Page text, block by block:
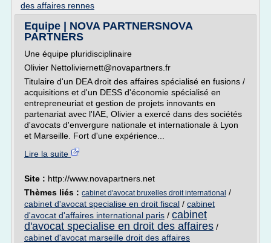
des affaires rennes
Equipe | NOVA PARTNERSNOVA
PARTNERS
Une équipe pluridisciplinaire
Olivier Nettoliviernett@novapartners.fr
Titulaire d'un DEA droit des affaires spécialisé en fusions /
acquisitions et d'un DESS d'économie spécialisé en
entrepreneuriat et gestion de projets innovants en
partenariat avec l'IAE, Olivier a exercé dans des sociétés
d'avocats d'envergure nationale et internationale à Lyon
et Marseille. Fort d'une expérience...
Lire la suite
Site : http://www.novapartners.net
Thèmes liés : cabinet d'avocat bruxelles droit international /
cabinet d'avocat specialise en droit fiscal / cabinet
d'avocat d'affaires international paris / cabinet
d'avocat specialise en droit des affaires /
cabinet d'avocat marseille droit des affaires